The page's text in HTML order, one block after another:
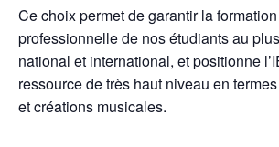
Ce choix permet de garantir la
professionnelle de nos étudiants au
national et international, et positionne
ressource de très haut niveau en
et créations musicales.